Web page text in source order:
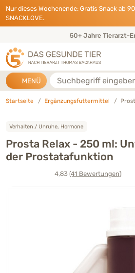
Direkt zu:
INHALT
HAUPTMENÜ
FOOTER
Nur dieses Wochenende: Gratis Snack ab
SNACKLOVE.
50+ Jahre Tierarzt-
MENÜ Suche
Startseite Ergänzungsfuttermittel
Verhalten / Unruhe, Hormone
Prosta Relax - 250 ml:
der Prostatafunktion
4,83(41 Bewertungen)